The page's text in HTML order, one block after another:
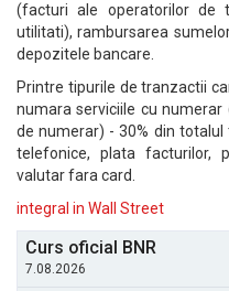
(facturi ale operatorilor de
utilitati), rambursarea
depozitele bancare.
Printre tipurile de tranzactii
numara serviciile cu
de numerar) - 30% din
telefonice, plata facturilor,
valutar fara card.
integral in Wall Street
Curs oficial BNR
7.08.2026